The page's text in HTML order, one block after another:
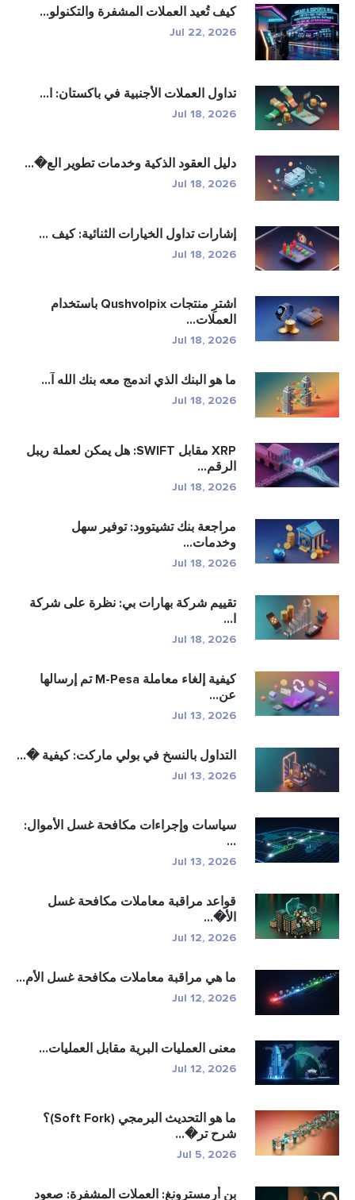
كيف تُعيد العملات المشفرة والتكنولو...
Jul 22, 2026
تداول العملات الأجنبية في باكستان: ا...
Jul 18, 2026
دليل العقود الذكية وخدمات تطوير الع�...
Jul 18, 2026
إشارات تداول الخيارات الثنائية: كيف ...
Jul 18, 2026
اشترِ منتجات Qushvolpix باستخدام
العملات...
Jul 18, 2026
ما هو البنك الذي اندمج معه بنك الله آ...
Jul 18, 2026
XRP مقابل SWIFT: هل يمكن لعملة ريبل
الرقم...
Jul 18, 2026
مراجعة بنك تشيتوود: توفير سهل
وخدمات...
Jul 18, 2026
تقييم شركة بهارات بي: نظرة على شركة
ا...
Jul 18, 2026
كيفية إلغاء معاملة M-Pesa تم إرسالها
عن...
Jul 13, 2026
التداول بالنسخ في بولي ماركت: كيفية �...
Jul 13, 2026
سياسات وإجراءات مكافحة غسل الأموال:
...
Jul 13, 2026
قواعد مراقبة معاملات مكافحة غسل
الأ�...
Jul 12, 2026
ما هي مراقبة معاملات مكافحة غسل الأم...
Jul 12, 2026
معنى العمليات البرية مقابل العمليات...
Jul 12, 2026
ما هو التحديث البرمجي (Soft Fork)؟
شرح تر�...
Jul 5, 2026
بن أرمسترونغ: العملات المشفرة: صعود